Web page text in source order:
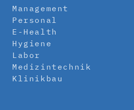
Management
Personal
E-Health
Hygiene
Labor
Medizintechnik
Klinikbau